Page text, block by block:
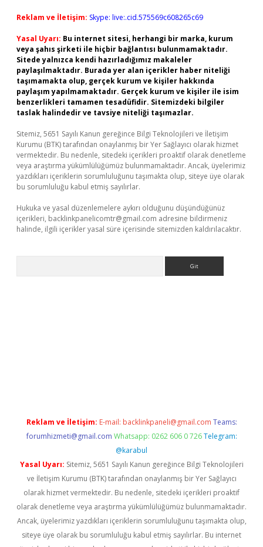
Reklam ve İletişim: Skype: live:.cid.575569c608265c69
Yasal Uyarı: Bu internet sitesi, herhangi bir marka, kurum
veya şahıs şirketi ile hiçbir bağlantısı bulunmamaktadır.
Sitede yalnızca kendi hazırladığımız makaleler
paylaşılmaktadır. Burada yer alan içerikler haber niteliği
taşımamakta olup, gerçek kurum ve kişiler hakkında
paylaşım yapılmamaktadır. Gerçek kurum ve kişiler ile isim
benzerlikleri tamamen tesadüfidir. Sitemizdeki bilgiler
taslak halindedir ve tavsiye niteliği taşımazlar.
Sitemiz, 5651 Sayılı Kanun gereğince Bilgi Teknolojileri ve İletişim
Kurumu (BTK) tarafından onaylanmış bir Yer Sağlayıcı olarak hizmet
vermektedir. Bu nedenle, sitedeki içerikleri proaktif olarak denetleme
veya araştırma yükümlülüğümüz bulunmamaktadır. Ancak, üyelerimiz
yazdıkları içeriklerin sorumluluğunu taşımakta olup, siteye üye olarak
bu sorumluluğu kabul etmiş sayılırlar.
Hukuka ve yasal düzenlemelere aykırı olduğunu düşündüğünüz
içerikleri, backlinkpanelicomtr@gmail.com adresine bildirmeniz
halinde, ilgili içerikler yasal süre içerisinde sitemizden kaldırılacaktır.
Reklam ve İletişim: E-mail: backlinkpaneli@gmail.com Teams:
forumhizmeti@gmail.com Whatsapp: 0262 606 0 726 Telegram:
@karabul
Yasal Uyarı: Sitemiz, 5651 Sayılı Kanun gereğince Bilgi Teknolojileri
ve İletişim Kurumu (BTK) tarafından onaylanmış bir Yer Sağlayıcı
olarak hizmet vermektedir. Bu nedenle, sitedeki içerikleri proaktif
olarak denetleme veya araştırma yükümlülüğümüz bulunmamaktadır.
Ancak, üyelerimiz yazdıkları içeriklerin sorumluluğunu taşımakta olup,
siteye üye olarak bu sorumluluğu kabul etmiş sayılırlar. Bu internet